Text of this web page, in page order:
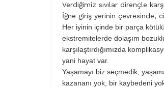
Verdiğimiz sıvılar dirençle
İğne giriş yerinin çevresinde,
Her iyinin içinde bir parça
ekstremitelerde dolaşım
karşılaştırdığımızda
yani hayat var.
Yaşamayı biz seçmedik,
kazananı yok, bir kaybedeni